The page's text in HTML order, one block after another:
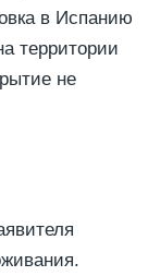
в Испанию
территории
не